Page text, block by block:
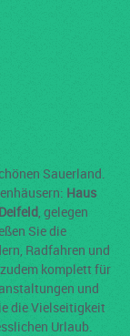
Sauerland.
Haus
, gelegen
Sie die
Radfahren und
komplett für
und
die Vielseitigkeit
Urlaub.